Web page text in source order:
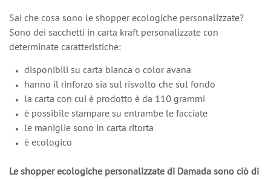
Sai che cosa sono le shopper ecologiche personalizzate?
Sono dei sacchetti in carta kraft personalizzate con
determinate caratteristiche:
disponibili su carta bianca o color avana
hanno il rinforzo sia sul risvolto che sul fondo
la carta con cui è prodotto è da 110 grammi
è possibile stampare su entrambe le facciate
le maniglie sono in carta ritorta
è ecologico
Le shopper ecologiche personalizzate di Damada sono ciò di